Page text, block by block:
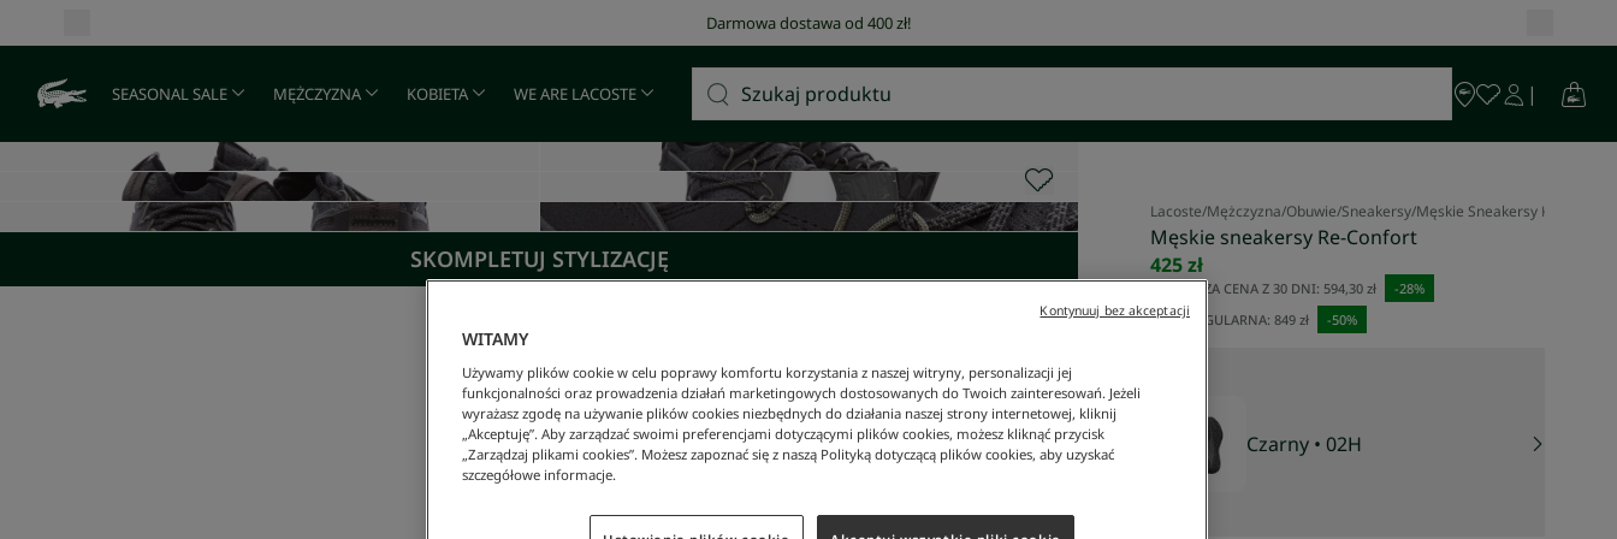
Darmowa dostawa od 400 zł!
SEASONAL SALE MĘŻCZYZNA KOBIETA WE ARE LACOSTE
SKOMPLETUJ STYLIZACJĘ
Lacoste/Mężczyzna/Obuwie/Sneakersy/Męskie Sneakersy Re-Confort
Męskie sneakersy Re-Confort
425 zł
NAJNIŻSZA CENA Z 30 DNI: 594,30 zł -28%
CENA REGULARNA: 849 zł -50%
Czarny • 02H
WITAMY
Używamy plików cookie w celu poprawy komfortu korzystania z naszej witryny, personalizacji jej
funkcjonalności oraz prowadzenia działań marketingowych dostosowanych do Twoich zainteresowań. Jeżeli
wyrażasz zgodę na używanie plików cookies niezbędnych do działania naszej strony internetowej, kliknij
„Akceptuję”. Aby zarządzać swoimi preferencjami dotyczącymi plików cookies, możesz kliknąć przycisk
„Zarządzaj plikami cookies”. Możesz zapoznać się z naszą Polityką dotyczącą plików cookies, aby uzyskać
szczegółowe informacje.
Kontynuuj bez akceptacji